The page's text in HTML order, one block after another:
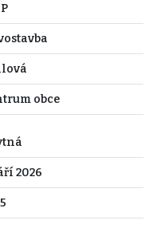
obce
2026